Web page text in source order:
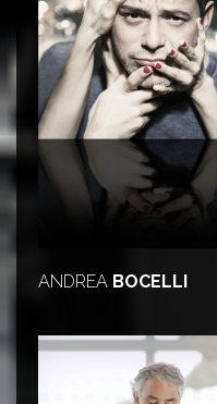
ANDREA BOCELLI